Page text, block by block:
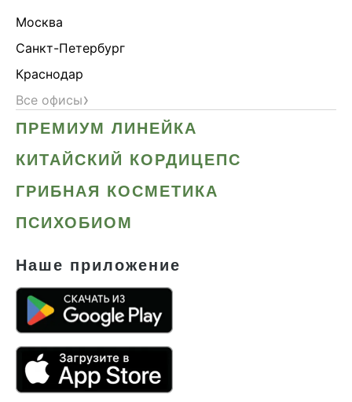
Москва
Санкт-Петербург
Краснодар
Все офисы›
ПРЕМИУМ ЛИНЕЙКА
КИТАЙСКИЙ КОРДИЦЕПС
ГРИБНАЯ КОСМЕТИКА
ПСИХОБИОМ
Наше приложение